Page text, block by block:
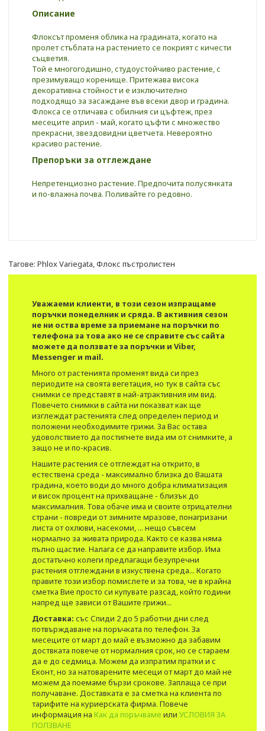
Описание
Флоксът променя обликa на градината, когато на
пролет стъблата на растението се покрият с кичести
съцветия.
Той е многогодишно, студоустойчиво растение, с
презимуващо коренище. Притежава висока
декоративна стойност и е изключително
подходящо за засаждане във всеки двор и градина.
Флоксa се отличава с обилния си цъфтеж, през
месеците април - май, когато цъфти с множество
прекрасни, звездовидни цветчета. Невероятно
красиво растение.
Препоръки за отглеждане
Непретенциозно растение. Предпочита полусянката
и по-влажна почва. Поливайте го редовно.
Тагове: Phlox Variegata,Флокс пъстролистен
Уважаеми клиенти, в този сезон изпращаме
поръчки понеделник и сряда. В активния сезон
не ни оства време за приемане на поръчки по
телефона за това ако не се справите със сайта
можете да ползвате за поръчки и Viber,
Messenger и mail.
Много от растенията променят вида си през
периодите на своята вегетация, но тук в сайта със
снимки се представят в най-атрактивния им вид.​
Повечето снимки в сайта ни показват как ще
изглеждат растенията след определен период и
положени необходимите грижи. За Вас остава
удоволствието да постигнете вида им от снимките, а
защо не и по-красив.
Нашите растения се отглеждат на открито, в
естествена среда - максимално близка до Вашата
градина, което води до много добра климатизация
и висок процент на прихващане - близък до
максималния. Това обаче има и своите отрицателни
страни - повреди от зимните мразове, понагризани
листа от охлюви, насекоми, ... нещо съвсем
нормално за живата природа. Както се казва няма
пълно щастие. Налага се да направите избор. Има
достатъчно колеги предлагащи безупречни
растения отглеждани в изкуствена среда... Когато
правите този избор помислете и за това, че в крайна
сметка Вие просто си купувате разсад, който години
напред ще зависи от Вашите грижи...
Доставка: със Спиди 2 до 5 работни дни след
потвърждаване на поръчката по телефон. За
месеците от март до май е възможно да забавим
доствката повече от нормалния срок, но се стараем
да е до седмица. Можем да изпратим пратки и с
Еконт, но за натоварените месеци от март до май не
можем да поемаме бързи срокове. Заплаща се при
получаване. Доставката е за сметка на клиента по
тарифите на куриерската фирма. Повече
информация на Как да поръчваме или УСЛОВИЯ ЗА
ПОЛЗВАНЕ